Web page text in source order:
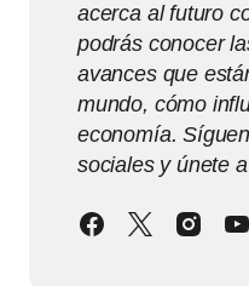
acerca al futuro
podrás conocer
avances que
mundo, cómo
economía.
sociales y únete